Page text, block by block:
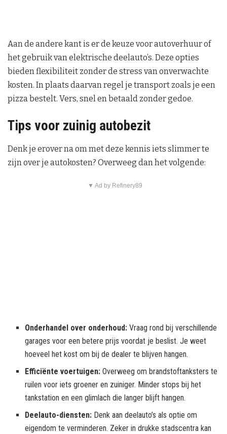
Aan de andere kant is er de keuze voor autoverhuur of
het gebruik van elektrische deelauto’s. Deze opties
bieden flexibiliteit zonder de stress van onverwachte
kosten. In plaats daarvan regel je transport zoals je een
pizza bestelt. Vers, snel en betaald zonder gedoe.
Tips voor zuinig autobezit
Denk je erover na om met deze kennis iets slimmer te
zijn over je autokosten? Overweeg dan het volgende:
▼ Ad by Refinery89
Onderhandel over onderhoud: Vraag rond bij verschillende
garages voor een betere prijs voordat je beslist. Je weet
hoeveel het kost om bij de dealer te blijven hangen.
Efficiënte voertuigen: Overweeg om brandstoftanksters te
ruilen voor iets groener en zuiniger. Minder stops bij het
tankstation en een glimlach die langer blijft hangen.
Deelauto-diensten: Denk aan deelauto’s als optie om
eigendom te verminderen. Zeker in drukke stadscentra kan